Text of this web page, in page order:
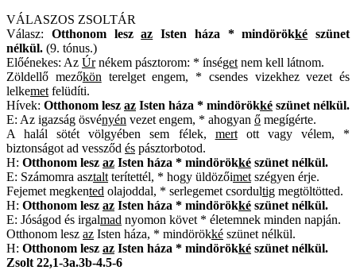
VÁLASZOS ZSOLTÁR
Válasz: Otthonom leszaz Isten háza * mindörökké szünet
nélkül. (9. tónus.)
Előénekes: Az Úrnékem pásztorom: * ínséget nem kell látnom.
Zöldellő mezőkön terelget engem, * csendes vizekhez vezet és
lelkemet felüdíti.
Hívek: Otthonom lesz az Isten háza * mindörökké szünet nélkül.
E: Az igazság ösvényén vezet engem, * ahogyan ő megígérte.
A halál sötét völgyében sem félek, mertott vagy vélem, *
biztonságot ad vessződ és pásztorbotod.
H: Otthonom lesz az Isten háza * mindörökké szünet nélkül.
E: Számomra asztalt terítettél, * hogy üldözőimet szégyen érje.
Fejemet megkented olajoddal, * serlegemet csordultig megtöltötted.
H: Otthonom lesz az Isten háza * mindörökké szünet nélkül.
E: Jóságod és irgalmad nyomon követ * életemnek minden napján.
Otthonom lesz az Isten háza, * mindörökké szünet nélkül.
H: Otthonom lesz az Isten háza * mindörökké szünet nélkül.
Zsolt 22,1-3a.3b-4.5-6